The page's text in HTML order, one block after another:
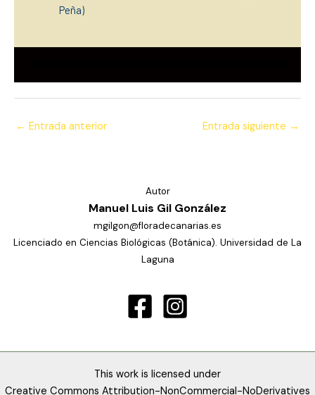
Peña)
← Entrada anterior Entrada siguiente →
Autor
Manuel Luis Gil González
mgilgon@floradecanarias.es
Licenciado en Ciencias Biológicas (Botánica). Universidad de La
Laguna
This work is licensed under
Creative Commons Attribution-NonCommercial-NoDerivatives